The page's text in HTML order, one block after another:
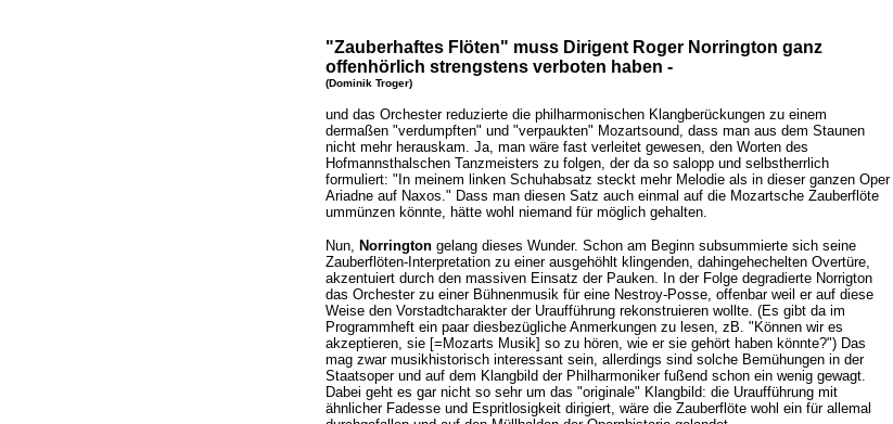
"Zauberhaftes Flöten" muss Dirigent Roger Norrington ganz
offenhörlich strengstens verboten haben -
(Dominik Troger)
und das Orchester reduzierte die philharmonischen Klangberückungen zu einem
dermaßen "verdumpften" und "verpaukten" Mozartsound, dass man aus dem Staunen
nicht mehr herauskam. Ja, man wäre fast verleitet gewesen, den Worten des
Hofmannsthalschen Tanzmeisters zu folgen, der da so salopp und selbstherrlich
formuliert: "In meinem linken Schuhabsatz steckt mehr Melodie als in dieser ganzen Oper
Ariadne auf Naxos." Dass man diesen Satz auch einmal auf die Mozartsche Zauberflöte
ummünzen könnte, hätte wohl niemand für möglich gehalten.
Nun, Norrington gelang dieses Wunder. Schon am Beginn subsummierte sich seine
Zauberflöten-Interpretation zu einer ausgehöhlt klingenden, dahingehechelten Overtüre,
akzentuiert durch den massiven Einsatz der Pauken. In der Folge degradierte Norrigton
das Orchester zu einer Bühnenmusik für eine Nestroy-Posse, offenbar weil er auf diese
Weise den Vorstadtcharakter der Uraufführung rekonstruieren wollte. (Es gibt da im
Programmheft ein paar diesbezügliche Anmerkungen zu lesen, zB. "Können wir es
akzeptieren, sie [=Mozarts Musik] so zu hören, wie er sie gehört haben könnte?") Das
mag zwar musikhistorisch interessant sein, allerdings sind solche Bemühungen in der
Staatsoper und auf dem Klangbild der Philharmoniker fußend schon ein wenig gewagt.
Dabei geht es gar nicht so sehr um das "originale" Klangbild: die Uraufführung mit
ähnlicher Fadesse und Espritlosigkeit dirigiert, wäre die Zauberflöte wohl ein für allemal